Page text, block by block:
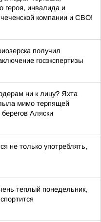
героя, инвалида и
компании и СВО!
получил
госэкспертизы
ни к лицу? Яхта
мимо терпящей
Аляски
не только употреблять,
теплый понедельник,